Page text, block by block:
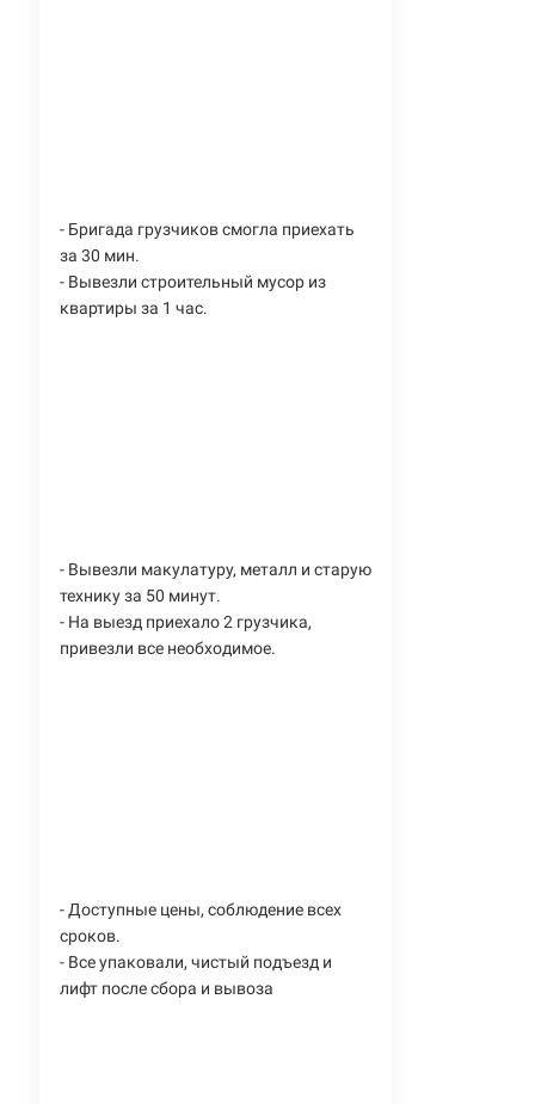
- Бригада грузчиков смогла приехать
за 30 мин.
- Вывезли строительный мусор из
квартиры за 1 час.
- Вывезли макулатуру, металл и старую
технику за 50 минут.
- На выезд приехало 2 грузчика,
привезли все необходимое.
- Доступные цены, соблюдение всех
сроков.
- Все упаковали, чистый подъезд и
лифт после сбора и вывоза